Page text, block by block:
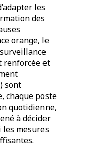
les
des
orange, le
renforcée et
sont
chaque poste
quotidienne,
à décider
les mesures